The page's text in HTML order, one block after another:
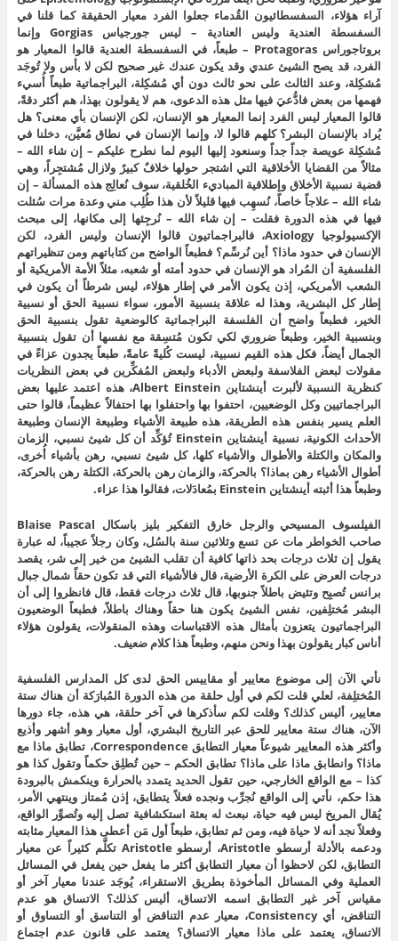
آراء هؤلاء، السفسطائيون القُدماء جعلوا الفرد معيار الحقيقة كما قلنا في
السفسطة العندية وليس العنادية – ليس جورجياس Gorgias وإنما
بروتاجوراس Protagoras – طبعاً، في السفسطة العندية قالوا المعيار هو
الفرد، قد يصح الشيئ عندي وقد يكون عندك غير صحيح لكن لا بأس ولا تُوجَد
مُشكِلة، وعند الثالث على نحو ثالث دون أي مُشكِلة، البراجماتية طبعاً أُسيء
فهمها من بعض فادُّعيَ فيها مثل هذه الدعوى، هم لا يقولون بهذا، هم أكثر دقةً،
قالوا المعيار ليس الفرد إنما المعيار هو الإنسان، لكن الإنسان بأي معنى؟ هل
يُراد بالإنسان البشر؟ كلهم قالوا لا، وإنما الإنسان في نطاق مُعيَّن، دخلنا في
مُشكِلة عويصة جداً جداً وسنعود إليها اليوم لما نطرح عليكم – إن شاء الله –
مثالاً من القضايا الأخلاقية التي اشتجر حولها خلافٌ كبيرٌ ولازال مُشتجِراً، وهي
قضية نسبية الأخلاق وإطلاقية المباديء الخُلقية، سوف نُعالِج هذه المسألة – إن
شاء الله – علاجاً خاصاً، نُسهِب فيها قليلاً لأن هذا طُلِب مني وعدة مرات سُئلت
فيها في هذه الدورة فقلت – إن شاء الله – نُرجِئها إلى مكانها، إلى مبحث
الإكسيولوجيا Axiology، فالبراجماتيون قالوا الإنسان وليس الفرد، لكن
الإنسان في حدود ماذا؟ أين نُرسِّم؟ فطبعاً الواضح من كتاباتهم ومن تنظيراتهم
الفلسفية أن المُراد هو الإنسان في حدود أمته أو شعبه، مثلاً الأمة الأمريكية أو
الشعب الأمريكي، إذن يكون الأمر في إطار هؤلاء، ليس شرطاً أن يكون في
إطار كل البشرية، وهذا له علاقة بنسبية الأمور، سواء نسبية الحق أو نسبية
الخير، فطبعاً واضح أن الفلسفة البراجماتية كالوضعية تقول بنسبية الحق
وبنسبية الخير، وطبعاً ضروري لكي تكون مُتسِقة مع نفسها أن تقول بنسبية
الجمال أيضاً، فكل هذه القيم نسبية، ليست كُليةً عامةً، طبعاً يجدون عزاءً في
مقولات لبعض الفلاسفة ولبعض الأدباء ولبعض المُفكِّرين في بعض النظريات
كنظرية النسبية لألبرت أينشتاين Albert Einstein، هذه اعتمد عليها بعض
البراجماتيين وكل الوضعيين، احتفوا بها واحتفلوا بها احتفالاً عظيماً، قالوا حتى
العلم يسير بنفس هذه الطريقة، هذه طبيعة الأشياء وطبيعة الإنسان وطبيعة
الأحداث الكونية، نسبية أينشتاين Einstein تُؤكِّد أن كل شيئ نسبي، الزمان
والمكان والكتلة والأطوال والأشياء كلها، كل شيئ نسبي، رهن بأشياء أُخرى،
أطوال الأشياء رهن بماذا؟ بالحركة، والزمان رهن بالحركة، الكتلة رهن بالحركة،
وطبعاً هذا أثبته أينشتاين Einstein بمُعادَلات، فقالوا هذا عزاء.
الفيلسوف المسيحي والرجل خارق التفكير بليز باسكال Blaise Pascal
صاحب الخواطر مات عن تسع وثلاثين سنة بالسُل، وكان رجلاً عجيباً، له عبارة
يقول إن ثلاث درجات بحد ذاتها كافية أن تقلب الشيئ من خير إلى شر، يقصد
درجات العرض على الكرة الأرضية، قال فالأشياء التي قد تكون حقاً شمال جبال
برانس تُصبِح وتئيض باطلاً جنوبها، قال ثلاث درجات فقط، قال فانظروا إلى أن
البشر مُختلِفين، نفس الشيئ يكون هنا حقاً وهناك باطلاً، فطبعاً الوضعيون
البراجماتيون يتعزون بأمثال هذه الاقتباسات وهذه المنقولات، يقولون هؤلاء
أناس كبار يقولون بهذا ونحن منهم، وطبعاً هذا كلام ضعيف.
نأتي الآن إلى موضوع معايير أو مقاييس الحق لدى كل المدارس الفلسفية
المُختلِفة، لعلي قلت لكم في أول حلقة من هذه الدورة المُبارَكة أن هناك ستة
معايير، أليس كذلك؟ وقلت لكم سأذكرها في آخر حلقة، هي هذه، جاء دورها
الآن، هناك ستة معايير للحق عبر التاريخ البشري، أول معيار وهو أشهر وأذيع
وأكثر هذه المعايير شيوعاً معيار التطابق Correspondence، تطابق ماذا مع
ماذا؟ وانطابق ماذا على ماذا؟ تطابق الحكم – حين تُطلِق حكماً وتقول كذا هو
كذا – مع الواقع الخارجي، حين تقول الحديد يتمدد بالحرارة وينكمش بالبرودة
هذا حكم، نأتي إلى الواقع نُجرِّب ونجده فعلاً يتطابق، إذن مُمتاز وينتهي الأمر،
يُقال المريخ ليس فيه حياة، نبعث له بعثة استكشافية تصل إليه وتُصوِّر الواقع،
وفعلاً نجد أنه لا حياة فيه، ومن ثم تطابق، طبعاً أول مَن أعطى هذا المعيار مثابته
ودعمه بالأدلة أرسطو Aristotle، أرسطو Aristotle تكلَّم كثيراً عن معيار
التطابق، لكن لاحظوا أن معيار التطابق أكثر ما يفعل حين يفعل في المسائل
العملية وفي المسائل المأخوذة بطريق الاستقراء، يُوجَد عندنا معيار آخر أو
مقياس آخر غير التطابق اسمه الاتساق، أليس كذلك؟ الاتساق هو عدم
التناقض، أي Consistency، معيار عدم التناقض أو التناسق أو التساوق أو
الاتساق، يعتمد على ماذا معيار الاتساق؟ يعتمد على قانون عدم اجتماع